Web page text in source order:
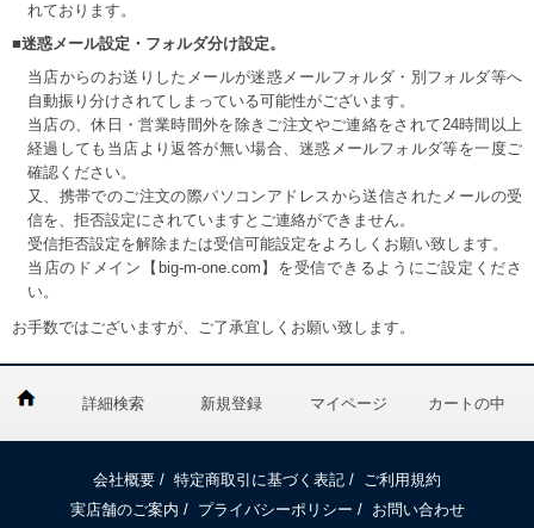
れております。
■迷惑メール設定・フォルダ分け設定。
当店からのお送りしたメールが迷惑メールフォルダ・別フォルダ等へ
自動振り分けされてしまっている可能性がございます。
当店の、休日・営業時間外を除きご注文やご連絡をされて24時間以上
経過しても当店より返答が無い場合、迷惑メールフォルダ等を一度ご
確認ください。
又、携帯でのご注文の際パソコンアドレスから送信されたメールの受
信を、拒否設定にされていますとご連絡ができません。
受信拒否設定を解除または受信可能設定をよろしくお願い致します。
当店のドメイン【big-m-one.com】を受信できるようにご設定くださ
い。
お手数ではございますが、ご了承宜しくお願い致します。
詳細検索 新規登録 マイページ カートの中
会社概要 / 特定商取引に基づく表記 / ご利用規約
実店舗のご案内 / プライバシーポリシー / お問い合わせ